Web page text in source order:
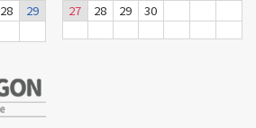
28
29
27
28 29 30